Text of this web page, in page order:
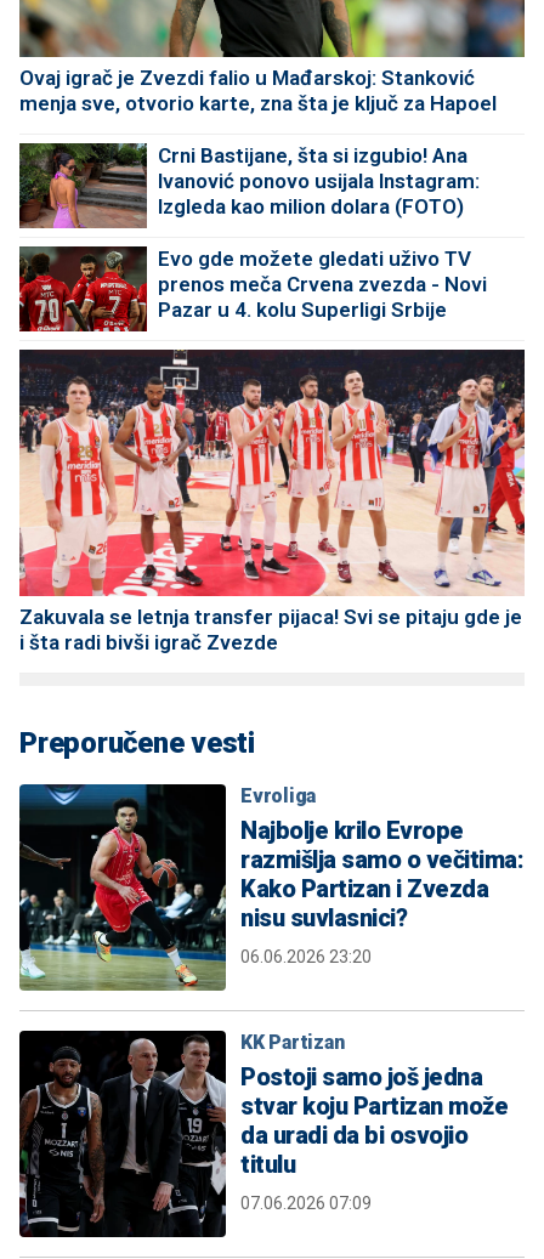
Ovaj igrač je Zvezdi falio u Mađarskoj: Stanković
menja sve, otvorio karte, zna šta je ključ za Hapoel
Crni Bastijane, šta si izgubio! Ana
Ivanović ponovo usijala Instagram:
Izgleda kao milion dolara (FOTO)
Evo gde možete gledati uživo TV
prenos meča Crvena zvezda - Novi
Pazar u 4. kolu Superligi Srbije
Zakuvala se letnja transfer pijaca! Svi se pitaju gde je
i šta radi bivši igrač Zvezde
Preporučene vesti
Evroliga
Najbolje krilo Evrope
razmišlja samo o večitima:
Kako Partizan i Zvezda
nisu suvlasnici?
06.06.2026 23:20
KK Partizan
Postoji samo još jedna
stvar koju Partizan može
da uradi da bi osvojio
titulu
07.06.2026 07:09